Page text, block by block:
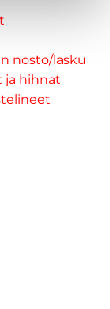
nosto/lasku
ja hihnat